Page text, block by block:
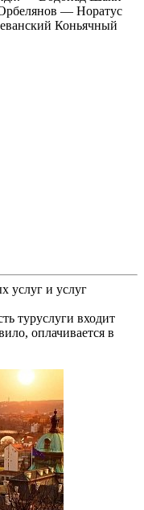
— Норатус
Коньячный
услуг и услуг
туруслуги входит
оплачивается в